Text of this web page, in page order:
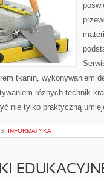
tkanin, wykonywaniem
różnych technik
nie tylko praktyczną
INFORMATYKA